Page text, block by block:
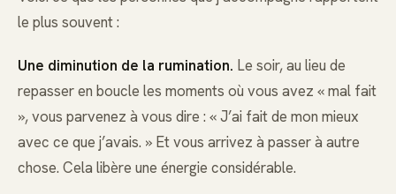
le plus souvent :
Une diminution de la rumination. Le soir, au lieu de
repasser en boucle les moments où vous avez « mal fait
», vous parvenez à vous dire : « J’ai fait de mon mieux
avec ce que j’avais. » Et vous arrivez à passer à autre
chose. Cela libère une énergie considérable.